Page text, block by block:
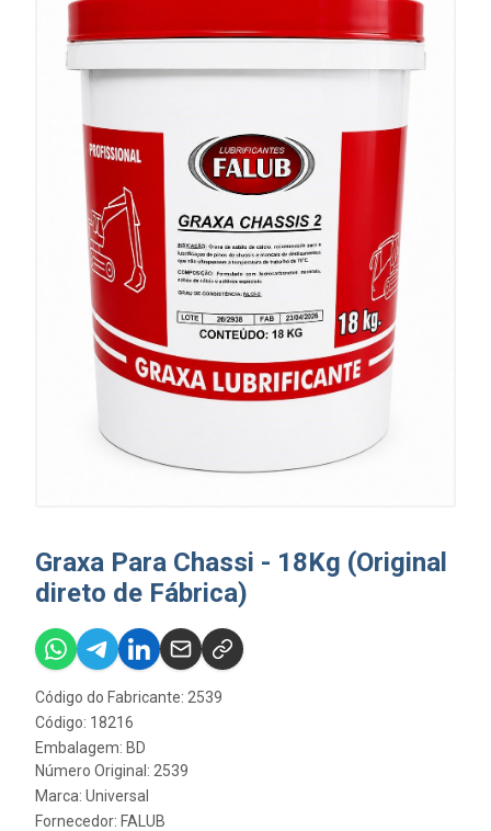
Graxa Para Chassi - 18Kg (Original
direto de Fábrica)
Código do Fabricante: 2539
Código: 18216
Embalagem: BD
Número Original: 2539
Marca: Universal
Fornecedor: FALUB